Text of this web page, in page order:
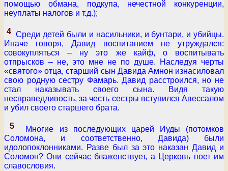
помощью обмана, подкупа, нечестной конкуренции,
неуплаты налогов и т.д.);
4 Среди детей были и насильники, и бунтари, и убийцы.
Иначе говоря, Давид воспитанием не утруждался:
совокупляться – ну это же кайф, о воспитывать
отпрысков – не, это мне не по душе. Наследуя черты
«святого» отца, старший сын Давида Амнон изнасиловал
свою родную сестру Фамарь. Давид расстроился, но не
стал наказывать своего сына. Видя такую
несправедливость, за честь сестры вступился Авессалом
и убил своего старшего брата.
5
Многие из последующих царей Иуды (потомков
Соломона, и соответственно, Давида) были
идолопоклонниками. Разве был за это наказан Давид и
Соломон? Они сейчас блаженствует, а Церковь поет им
славословия.